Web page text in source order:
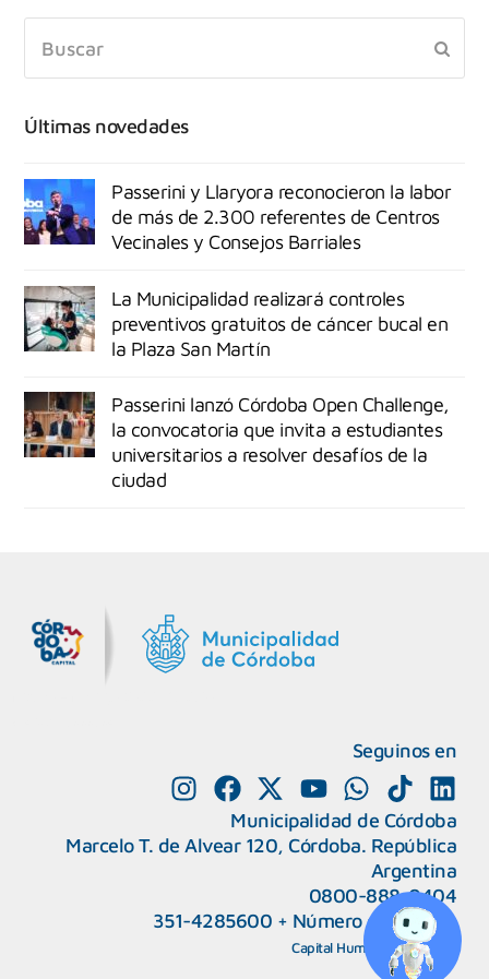
Últimas novedades
Passerini y Llaryora reconocieron la labor
de más de 2.300 referentes de Centros
Vecinales y Consejos Barriales
La Municipalidad realizará controles
preventivos gratuitos de cáncer bucal en
la Plaza San Martín
Passerini lanzó Córdoba Open Challenge,
la convocatoria que invita a estudiantes
universitarios a resolver desafíos de la
ciudad
Seguinos en
Municipalidad de Córdoba
Marcelo T. de Alvear 120, Córdoba. República
Argentina
0800-888-0404
351-4285600 + Número de interno
Capital Humano |Webmail
CAPeM – Centro de Atención a Personas Migrantes y Refugiadas.